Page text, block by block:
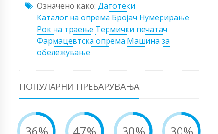
Означено како: Датотеки
Каталог на опрема Бројач Нумерирање
Рок на траење Термички печатач
Фармацевтска опрема Машина за
обележување
ПОПУЛАРНИ ПРЕБАРУВАЊА
36% 47% 30% 30%